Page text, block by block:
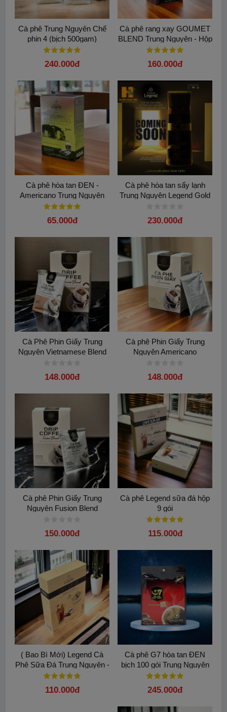
Cà phê Trung Nguyên Chế
phin 4 (bịch 500gam)
240.000đ
Cà phê rang xay GOUMET
BLEND Trung Nguyên - Hộp
500G
160.000đ
Cà phê hòa tan ĐEN -
Americano Trung Nguyên
Legend( Hộp 15 Gói)
65.000đ
Cà phê hòa tan sấy lạnh
Trung Nguyên Legend Gold
230.000đ
Cà Phê Phin Giấy Trung
Nguyên Vietnamese Blend
148.000đ
Cà phê Phin Giấy Trung
Nguyên Americano
148.000đ
Cà phê Phin Giấy Trung
Nguyên Fusion Blend
150.000đ
Cà phê Legend sữa đá hộp
9 gói
115.000đ
( Bao Bì Mới) Legend Cà
Phê Sữa Đá Trung Nguyên -
Hộp 9 gói
110.000đ
Cà phê G7 hòa tan ĐEN
bịch 100 gói Trung Nguyên
245.000đ